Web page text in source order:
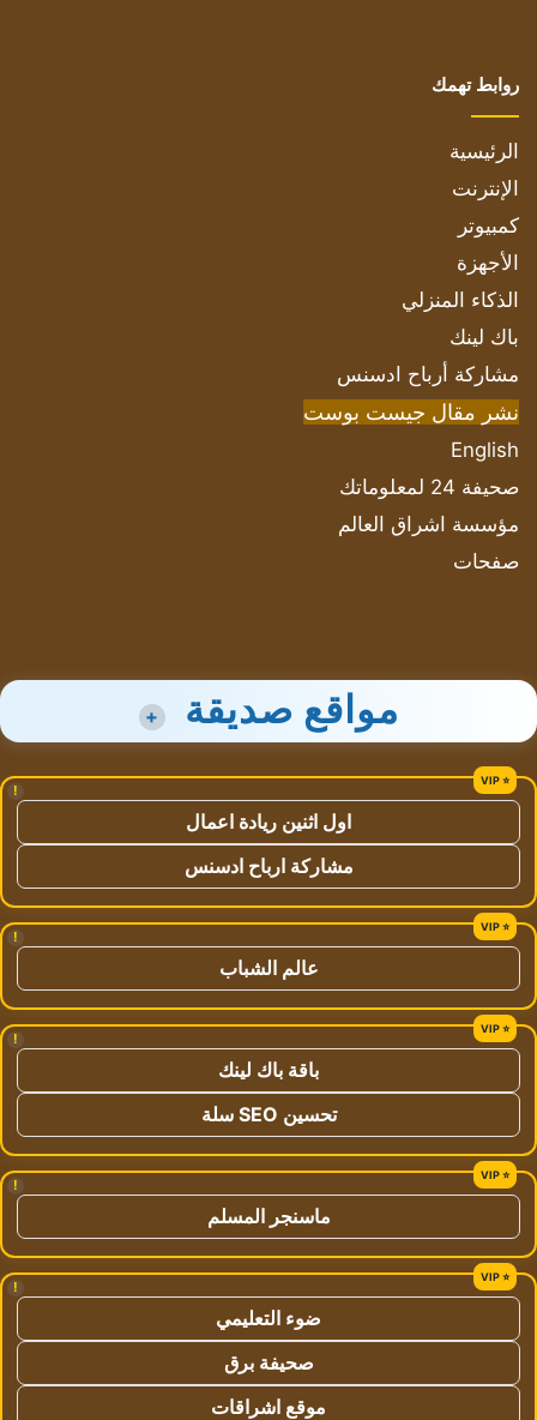
روابط تهمك
الرئيسية
الإنترنت
كمبيوتر
الأجهزة
الذكاء المنزلي
باك لينك
مشاركة أرباح ادسنس
نشر مقال جيست بوست
English
صحيفة 24 لمعلوماتك
مؤسسة اشراق العالم
صفحات
مواقع صديقة +
!
اول اثنين ريادة اعمال
مشاركة ارباح ادسنس
!
عالم الشباب
!
باقة باك لينك
تحسين SEO سلة
!
ماسنجر المسلم
!
ضوء التعليمي
صحيفة برق
موقع اشراقات